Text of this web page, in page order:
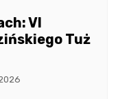
VI
Tuż